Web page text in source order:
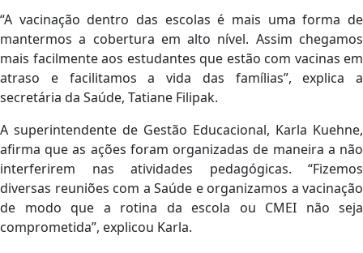
“A vacinação dentro das escolas é mais uma forma de
mantermos a cobertura em alto nível. Assim chegamos
mais facilmente aos estudantes que estão com vacinas em
atraso e facilitamos a vida das famílias”, explica a
secretária da Saúde, Tatiane Filipak.
A superintendente de Gestão Educacional, Karla Kuehne,
afirma que as ações foram organizadas de maneira a não
interferirem nas atividades pedagógicas. “Fizemos
diversas reuniões com a Saúde e organizamos a vacinação
de modo que a rotina da escola ou CMEI não seja
comprometida”, explicou Karla.